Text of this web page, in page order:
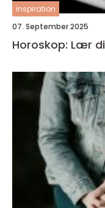
inspiration
07. September 2025
Horoskop: Lær